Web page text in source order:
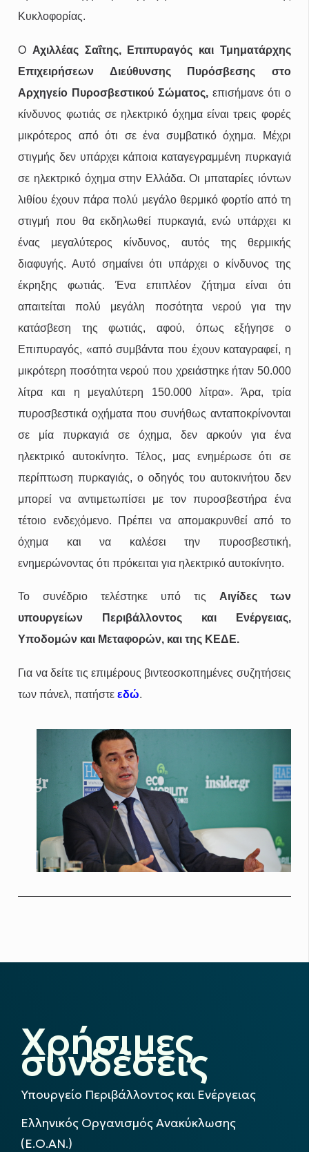
Κυκλοφορίας.
Ο Αχιλλέας Σαΐτης, Επιπυραγός και Τμηματάρχης
Επιχειρήσεων Διεύθυνσης Πυρόσβεσης στο
Αρχηγείο Πυροσβεστικού Σώματος, επισήμανε ότι ο
κίνδυνος φωτιάς σε ηλεκτρικό όχημα είναι τρεις φορές
μικρότερος από ότι σε ένα συμβατικό όχημα. Μέχρι
στιγμής δεν υπάρχει κάποια καταγεγραμμένη πυρκαγιά
σε ηλεκτρικό όχημα στην Ελλάδα. Οι μπαταρίες ιόντων
λιθίου έχουν πάρα πολύ μεγάλο θερμικό φορτίο από τη
στιγμή που θα εκδηλωθεί πυρκαγιά, ενώ υπάρχει κι
ένας μεγαλύτερος κίνδυνος, αυτός της θερμικής
διαφυγής. Αυτό σημαίνει ότι υπάρχει ο κίνδυνος της
έκρηξης φωτιάς. Ένα επιπλέον ζήτημα είναι ότι
απαιτείται πολύ μεγάλη ποσότητα νερού για την
κατάσβεση της φωτιάς, αφού, όπως εξήγησε ο
Επιπυραγός, «από συμβάντα που έχουν καταγραφεί, η
μικρότερη ποσότητα νερού που χρειάστηκε ήταν 50.000
λίτρα και η μεγαλύτερη 150.000 λίτρα». Άρα, τρία
πυροσβεστικά οχήματα που συνήθως ανταποκρίνονται
σε μία πυρκαγιά σε όχημα, δεν αρκούν για ένα
ηλεκτρικό αυτοκίνητο. Τέλος, μας ενημέρωσε ότι σε
περίπτωση πυρκαγιάς, ο οδηγός του αυτοκινήτου δεν
μπορεί να αντιμετωπίσει με τον πυροσβεστήρα ένα
τέτοιο ενδεχόμενο. Πρέπει να απομακρυνθεί από το
όχημα και να καλέσει την πυροσβεστική,
ενημερώνοντας ότι πρόκειται για ηλεκτρικό αυτοκίνητο.
Το συνέδριο τελέστηκε υπό τις Αιγίδες των
υπουργείων Περιβάλλοντος και Ενέργειας,
Υποδομών και Μεταφορών, και της ΚΕΔΕ.
Για να δείτε τις επιμέρους βιντεοσκοπημένες συζητήσεις
των πάνελ, πατήστεεδώ.
Χρήσιμες
συνδέσεις
Υπουργείο Περιβάλλοντος και Ενέργειας
Ελληνικός Οργανισμός Ανακύκλωσης
(Ε.Ο.ΑΝ.)